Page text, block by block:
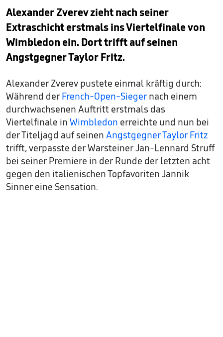
seconds
Alexander Zverev zieht nach seiner
Extraschicht erstmals ins Viertelfinale von
Wimbledon ein. Dort trifft auf seinen
Angstgegner Taylor Fritz.
Alexander Zverev pustete einmal kräftig durch:
Während der French-Open-Sieger nach einem
durchwachsenen Auftritt erstmals das
Viertelfinale in Wimbledon erreichte und nun bei
der Titeljagd auf seinen Angstgegner Taylor Fritz
trifft, verpasste der Warsteiner Jan-Lennard Struff
bei seiner Premiere in der Runde der letzten acht
gegen den italienischen Topfavoriten Jannik
Sinner eine Sensation.